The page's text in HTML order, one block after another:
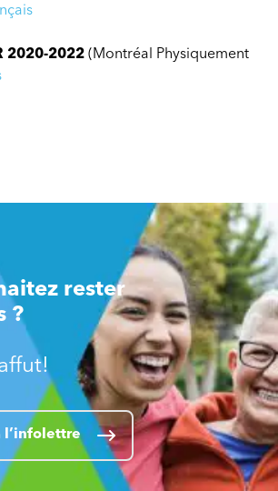
s
2020-2022 (Montréal Physiquement
rester
?
l’infolettre